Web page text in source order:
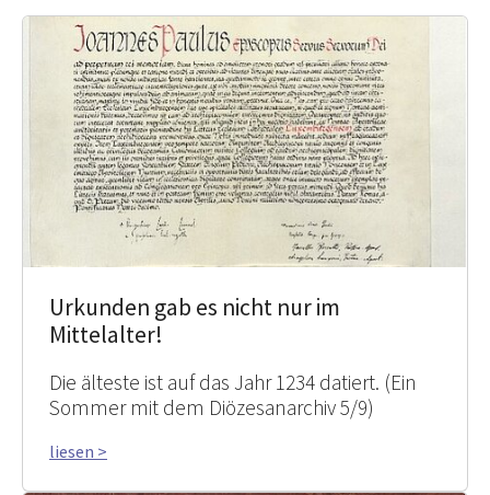
Urkunden gab es nicht nur im
Mittelalter!
Die älteste ist auf das Jahr 1234 datiert. (Ein
Sommer mit dem Diözesanarchiv 5/9)
liesen >